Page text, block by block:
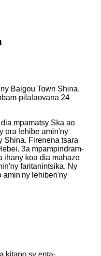
Baigou Town Shina.
pilalaovana 24
mpamatsy Ska ao
ora lehibe amin'ny
Shina. Firenena tsara
3a mpampindram-
ihany koa dia mahazo
faritanintsika. Ny
amin'ny lehiben'ny
kitapo sy enta-